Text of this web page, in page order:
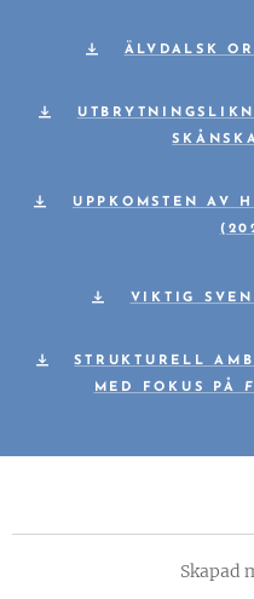
ÄLVDALSK
UPPKOMSTEN AV
VIKTIG
STRUKTURELL
MED FOKUS PÅ
Skapad